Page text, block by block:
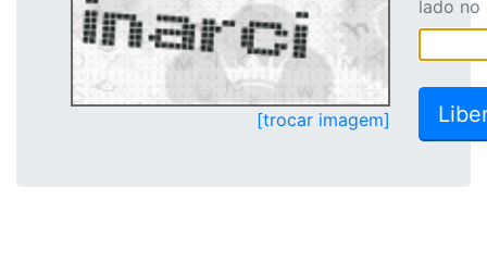
[trocar imagem]
lado no